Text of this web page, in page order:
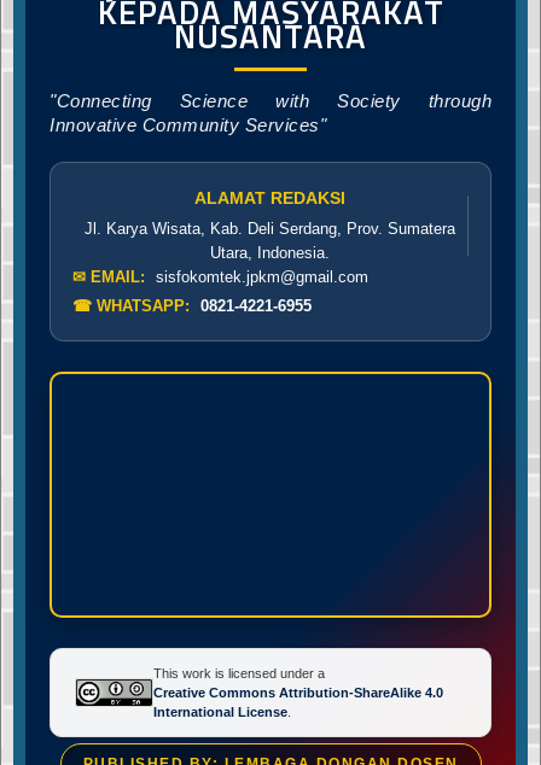
KEPADA MASYARAKAT
NUSANTARA
"Connecting Science with Society through
Innovative Community Services"
ALAMAT REDAKSI
Jl. Karya Wisata, Kab. Deli Serdang, Prov. Sumatera
Utara, Indonesia.
✉ EMAIL:
sisfokomtek.jpkm@gmail.com
☎ WHATSAPP:
0821-4221-6955
This work is licensed under a
Creative Commons Attribution-ShareAlike 4.0
International License